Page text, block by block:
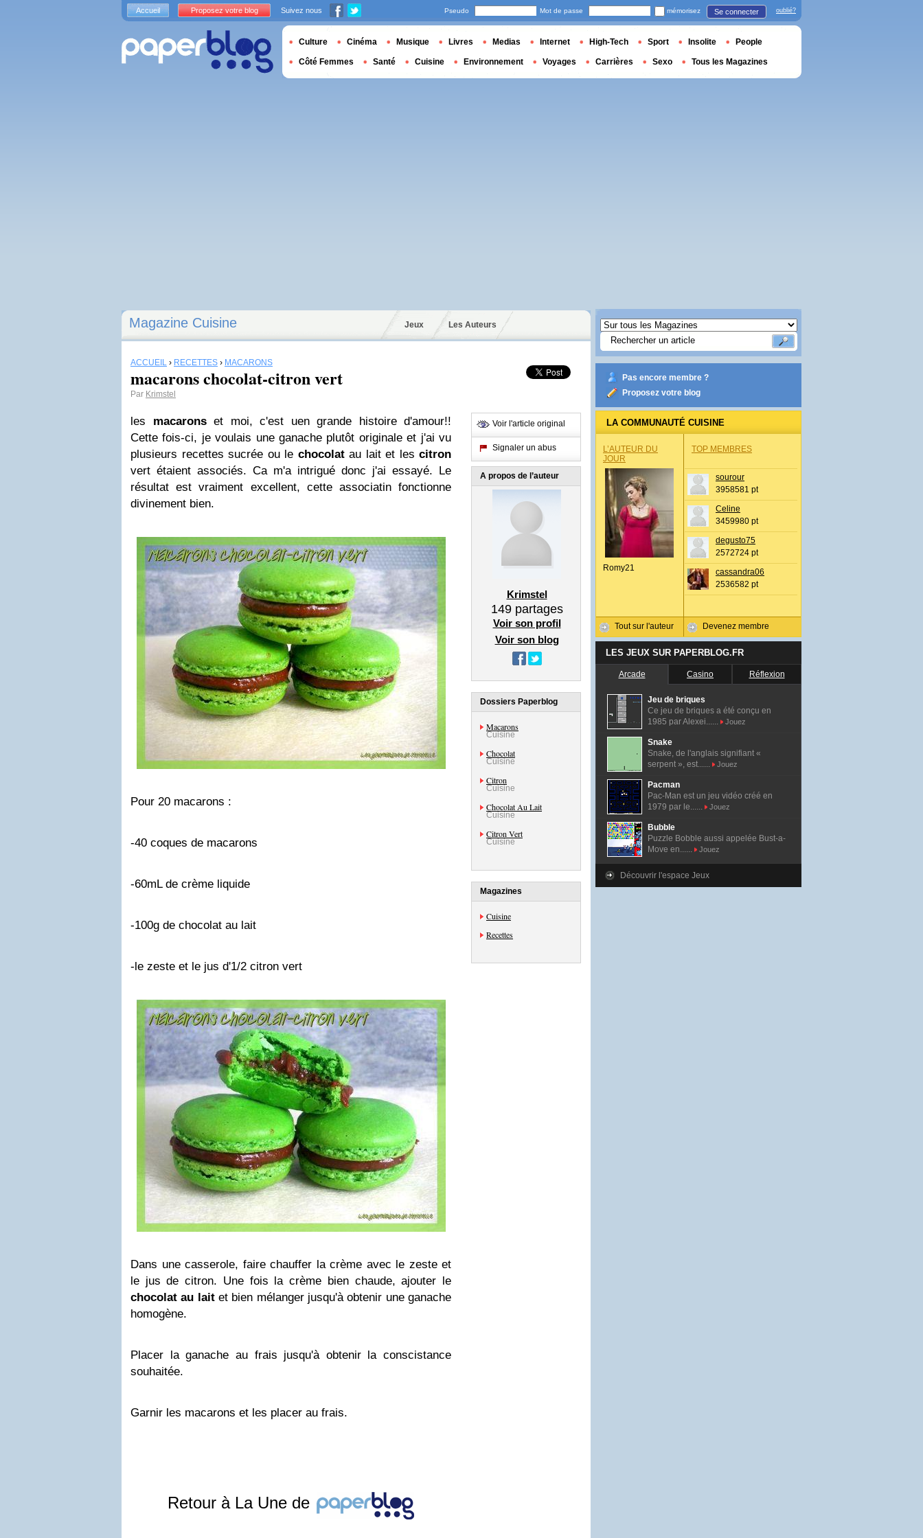
Magazine Cuisine Jeux Les Auteurs
ACCUEIL › RECETTES › MACARONS
macarons chocolat-citron vert
Par Krimstel
les macaronset moi, c'est uen grande histoire d'amour!!
Cette fois-ci, je voulais une ganache plutôt originale et j'ai vu
plusieurs recettes sucrée ou le chocolatau lait et les citron
vert étaient associés. Ca m'a intrigué donc j'ai essayé. Le
résultat est vraiment excellent, cette associatin fonctionne
divinement bien.
Pour 20 macarons :
-40 coques de macarons
-60mL de crème liquide
-100g de chocolat au lait
-le zeste et le jus d'1/2 citron vert
Dans une casserole, faire chauffer la crème avec le zeste et
le jus de citron. Une fois la crème bien chaude, ajouter le
chocolat au laitet bien mélanger jusqu'à obtenir une ganache
homogène.
Placer la ganache au frais jusqu'à obtenir la conscistance
souhaitée.
Garnir les macarons et les placer au frais.
Retour à La Une de
Voir l'article original
Signaler un abus
A propos de l’auteur
Krimstel
149partages
Voir son profil
Voir son blog
Dossiers Paperblog
Macarons
Cuisine
Chocolat
Cuisine
Citron
Cuisine
Chocolat Au Lait
Cuisine
Citron Vert
Cuisine
Magazines
Cuisine
Recettes
Pas encore membre ?
Proposez votre blog
LA COMMUNAUTÉ CUISINE
L’AUTEUR DU
JOUR
Romy21
Tout sur l'auteur
TOP MEMBRES
sourour
3958581 pt
Celine
3459980 pt
degusto75
2572724 pt
cassandra06
2536582 pt
Devenez membre
LES JEUX SUR PAPERBLOG.FR
Arcade Casino Réflexion
Jeu de briques
Ce jeu de briques a été conçu en
1985 par Alexei......
Jouez
Snake
Snake, de l'anglais signifiant «
serpent », est......
Jouez
Pacman
Pac-Man est un jeu vidéo créé en
1979 par le......
Jouez
Bubble
Puzzle Bobble aussi appelée Bust-a-
Move en......
Jouez
Découvrir l'espace Jeux
Accueil Proposez votre blog Suivez nous Pseudo Mot de passe mémorisez Se connecter oublié?
Culture Cinéma Musique Livres Medias Internet High-Tech Sport Insolite People
Côté Femmes Santé Cuisine Environnement Voyages Carrières Sexo Tous les Magazines